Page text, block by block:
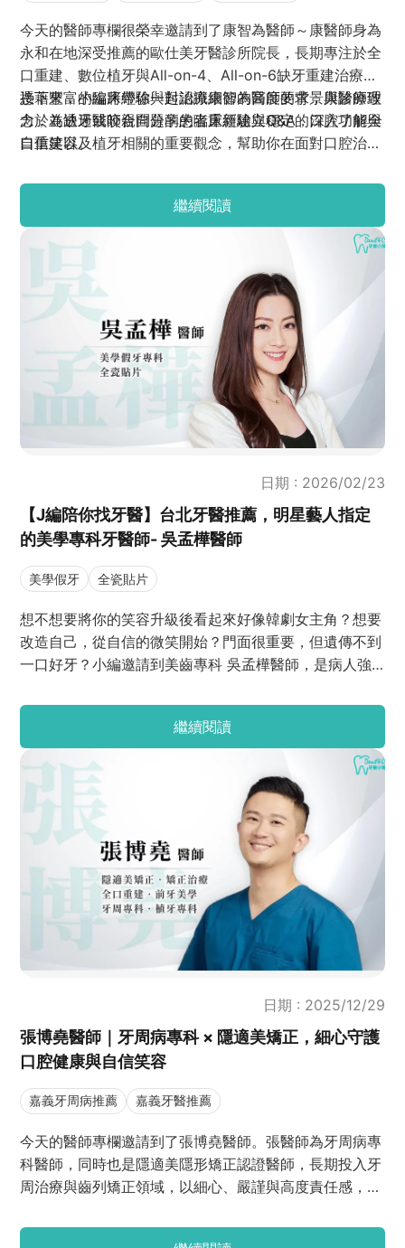
今天的醫師專欄很榮幸邀請到了康智為醫師～康醫師身為
永和在地深受推薦的歐仕美牙醫診所院長，長期專注於全
口重建、數位植牙與All-on-4、All-on-6缺牙重建治療。
憑藉豐富的臨床經驗與對治療細節的高度要求，康醫師致
力於為缺牙或咬合問題的患者重新建立穩定的口腔功能與
自信笑容。
接下來，小編將帶你一起認識康智為醫師的背景與診療理
念，並透過醫師親自分享的臨床經驗與Q&A，深入了解全
口重建以及植牙相關的重要觀念，幫助你在面對口腔治療
繼續閱讀
日期 : 2026/02/23
【J編陪你找牙醫】台北牙醫推薦，明星藝人指定
的美學專科牙醫師- 吳孟樺醫師
美學假牙 全瓷貼片
想不想要將你的笑容升級後看起來好像韓劇女主角？想要
改造自己，從自信的微笑開始？門面很重要，但遺傳不到
一口好牙？小編邀請到美齒專科 吳孟樺醫師，是病人強
貼片常見的疑問，就讓我們趕快看美女吳醫師下凡來為我
繼續閱讀
日期 : 2025/12/29
張博堯醫師｜牙周病專科 × 隱適美矯正，細心守護
口腔健康與自信笑容
嘉義牙周病推薦 嘉義牙醫推薦
今天的醫師專欄邀請到了張博堯醫師。張醫師為牙周病專
科醫師，同時也是隱適美隱形矯正認證醫師，長期投入牙
周治療與齒列矯正領域，以細心、嚴謹與高度責任感，陪
帶你認識張博堯醫師的背景與診療特色，並透過張醫師親